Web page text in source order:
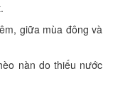
giữa mùa đông và
nàn do thiếu nước